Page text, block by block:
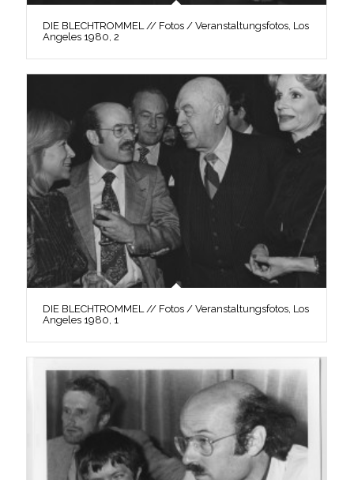
DIE BLECHTROMMEL // Fotos / Veranstaltungsfotos, Los
Angeles 1980, 2
DIE BLECHTROMMEL // Fotos / Veranstaltungsfotos, Los
Angeles 1980, 1